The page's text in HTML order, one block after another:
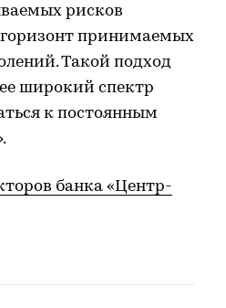
рисков
горизонт принимаемых
Такой подход
широкий спектр
к постоянным
банка «Центр-